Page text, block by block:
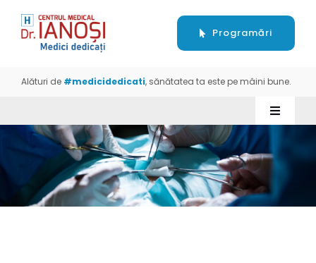
content
Programări
Alături de #medicidedicati, sănătatea ta este pe mâini bune.
Toggle
Despre
Servicii